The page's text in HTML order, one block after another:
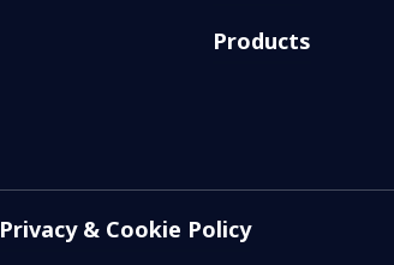
Products
Privacy & Cookie Policy